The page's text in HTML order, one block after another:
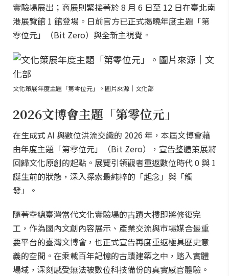
實驗場展出；商展則緊接著於 8 月 6 日至 12 日在臺北南
港展覽館 1 館登場。日前官方已正式揭曉年度主題「第
零位元」（Bit Zero）與全新主視覺。
文化策展年度主題「第零位元」。圖片來源｜文化部
2026文博會主題「第零位元」
在生成式 AI 與數位洪流交織的 2026 年，本屆文博會藉
由年度主題「第零位元」（Bit Zero），宣告整體策展將
回歸文化原創的起點。展覽引領觀者重返數位時代 0 與 1
誕生前的狀態，深入探索最純粹的「起念」與「觸
發」。
隨著空總臺灣當代文化實驗場的古蹟大樓即將修復完
工，作為國內文創內容展示、產業交流與市場媒合最重
要平台的臺灣文博會，也正式宣告再度重返極具歷史意
義的空間。在乘載百年記憶的古蹟建築之中，踏入實體
場域，深刻感受無法被數位科技備份的真實感官體驗。